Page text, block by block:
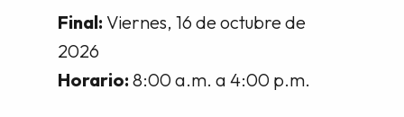
Final: Viernes, 16 de octubre de
2026
Horario:8:00 a.m. a 4:00 p.m.